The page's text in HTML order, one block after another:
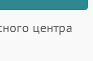
центра